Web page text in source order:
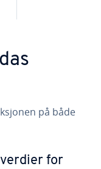
på både
for